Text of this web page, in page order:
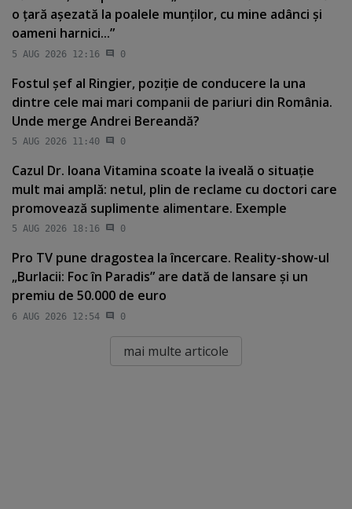
o ţară aşezată la poalele munţilor, cu mine adânci şi
oameni harnici...”
5 AUG 2026 12:16 0
Fostul şef al Ringier, poziţie de conducere la una
dintre cele mai mari companii de pariuri din România.
Unde merge Andrei Bereandă?
5 AUG 2026 11:40 0
Cazul Dr. Ioana Vitamina scoate la iveală o situaţie
mult mai amplă: netul, plin de reclame cu doctori care
promovează suplimente alimentare. Exemple
5 AUG 2026 18:16 0
Pro TV pune dragostea la încercare. Reality-show-ul
„Burlacii: Foc în Paradis” are dată de lansare şi un
premiu de 50.000 de euro
6 AUG 2026 12:54 0
mai multe articole